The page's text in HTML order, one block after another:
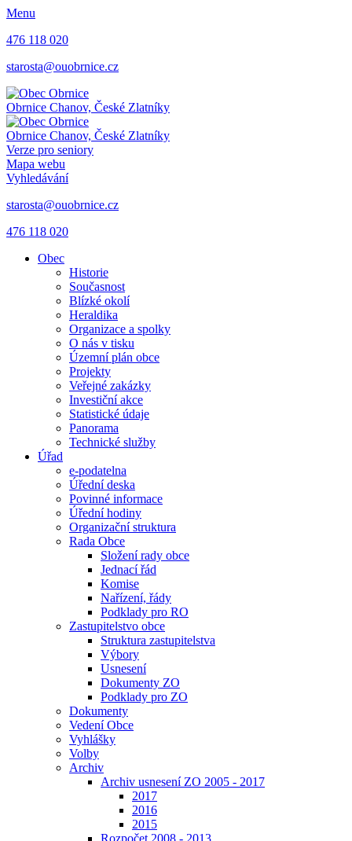
Menu
476 118 020
starosta@ouobrnice.cz
Obrnice Chanov, České Zlatníky
Obrnice Chanov, České Zlatníky
Verze pro seniory
Mapa webu
Vyhledávání
starosta@ouobrnice.cz
476 118 020
Obec
Historie
Současnost
Blízké okolí
Heraldika
Organizace a spolky
O nás v tisku
Územní plán obce
Projekty
Veřejné zakázky
Investiční akce
Statistické údaje
Panorama
Technické služby
Úřad
e-podatelna
Úřední deska
Povinné informace
Úřední hodiny
Organizační struktura
Rada Obce
Složení rady obce
Jednací řád
Komise
Nařízení, řády
Podklady pro RO
Zastupitelstvo obce
Struktura zastupitelstva
Výbory
Usnesení
Dokumenty ZO
Podklady pro ZO
Dokumenty
Vedení Obce
Vyhlášky
Volby
Archiv
Archiv usnesení ZO 2005 - 2017
2017
2016
2015
Rozpočet 2008 - 2013